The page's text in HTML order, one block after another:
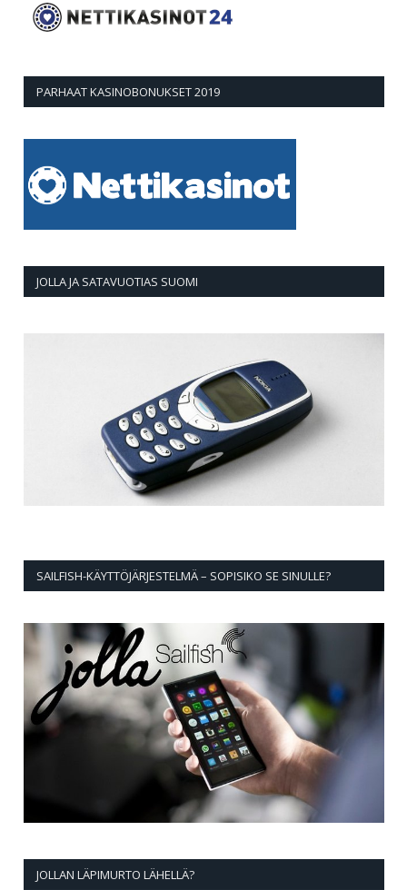
PARHAAT KASINOBONUKSET 2019
JOLLA JA SATAVUOTIAS SUOMI
SAILFISH-KÄYTTÖJÄRJESTELMÄ – SOPISIKO SE SINULLE?
JOLLAN LÄPIMURTO LÄHELLÄ?